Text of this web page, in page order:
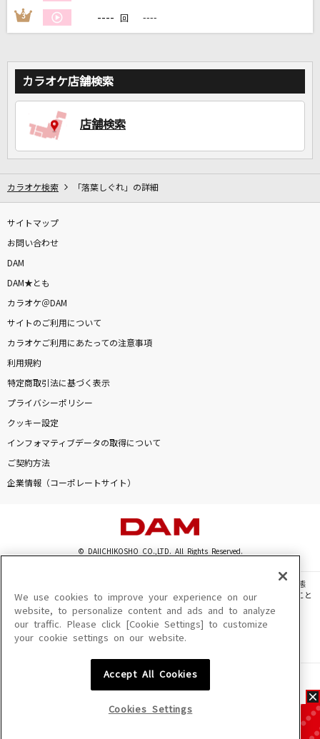
カラオケをもっと楽しもう！
3 ---- 回 ----
カラオケ店舗検索
店舗検索
カラオケ検索 「落葉しぐれ」の詳細
サイトマップ
お問い合わせ
DAM
DAM★とも
カラオケ＠DAM
サイトのご利用について
カラオケご利用にあたっての注意事項
利用規約
特定商取引法に基づく表示
プライバシーポリシー
クッキー設定
インフォマティブデータの取得について
ご契約方法
企業情報（コーポレートサイト）
© DAIICHIKOSHO CO.,LTD. All Rights Reserved.
このサイトに掲載されている一切の文章・画像・写真・動画・音声等を、手段や形態
を問わず、著作権法の定める範囲を超えて無断で複製、転載、ファイル化などすること
を禁じます。
楽曲及びコンテンツは、機種によりご利用いただけない場合があります。
楽曲及びコンテンツの配信日、配信内容が変更になる場合があります。
We use cookies to improve your experience on our
website, to personalize content and ads and to analyze
our traffic. Please click [Cookie Settings] to customize
your cookie settings on our website.
Accept All Cookies
Cookies Settings